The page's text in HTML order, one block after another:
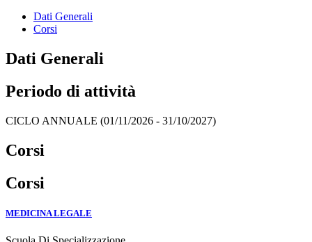
Dati Generali
Corsi
Dati Generali
Periodo di attività
CICLO ANNUALE (01/11/2026 - 31/10/2027)
Corsi
Corsi
MEDICINA LEGALE